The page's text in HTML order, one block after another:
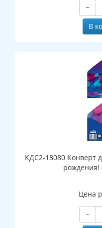
−
В
КДС2-18080 Конверт
рождения!
Цена
−